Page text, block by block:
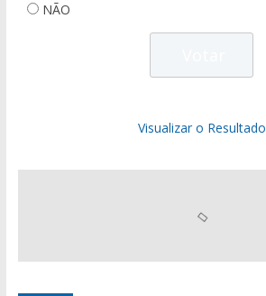
NÃO
Visualizar o Resultado